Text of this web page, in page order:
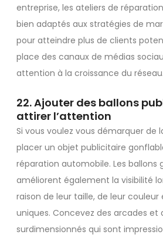
entreprise, les ateliers de
bien adaptés aux stratégies de
pour atteindre plus de clients
place des canaux de médias
attention à la croissance du réseau.
22. Ajouter des ballons
attirer l’attention
Si vous voulez vous démarquer de
placer un objet publicitaire
réparation automobile. Les ballons
améliorent également la visibilité
raison de leur taille, de leur
uniques. Concevez des arcades et
surdimensionnés qui sont